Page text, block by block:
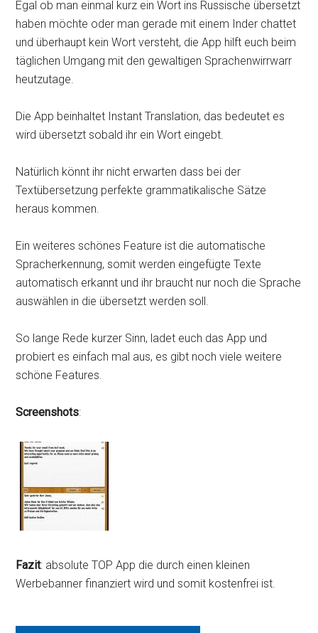
Egal ob man einmal kurz ein Wort ins Russische übersetzt
haben möchte oder man gerade mit einem Inder chattet
und überhaupt kein Wort versteht, die App hilft euch beim
täglichen Umgang mit den gewaltigen Sprachenwirrwarr
heutzutage.
Die App beinhaltet Instant Translation, das bedeutet es
wird übersetzt sobald ihr ein Wort eingebt.
Natürlich könnt ihr nicht erwarten dass bei der
Textübersetzung perfekte grammatikalische Sätze
heraus kommen.
Ein weiteres schönes Feature ist die automatische
Spracherkennung, somit werden eingefügte Texte
automatisch erkannt und ihr braucht nur noch die Sprache
auswählen in die übersetzt werden soll.
So lange Rede kurzer Sinn, ladet euch das App und
probiert es einfach mal aus, es gibt noch viele weitere
schöne Features.
Screenshots:
Fazit: absolute TOP App die durch einen kleinen
Werbebanner finanziert wird und somit kostenfrei ist.